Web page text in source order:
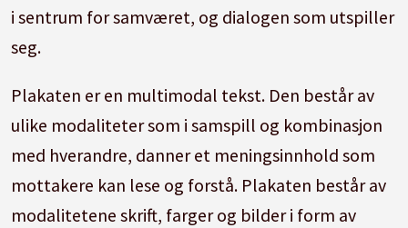
i sentrum for samværet, og dialogen som utspiller
seg.
Plakaten er en multimodal tekst. Den består av
ulike modaliteter som i samspill og kombinasjon
med hverandre, danner et meningsinnhold som
mottakere kan lese og forstå. Plakaten består av
modalitetene skrift, farger og bilder i form av